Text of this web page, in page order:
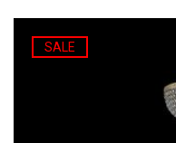
SALE